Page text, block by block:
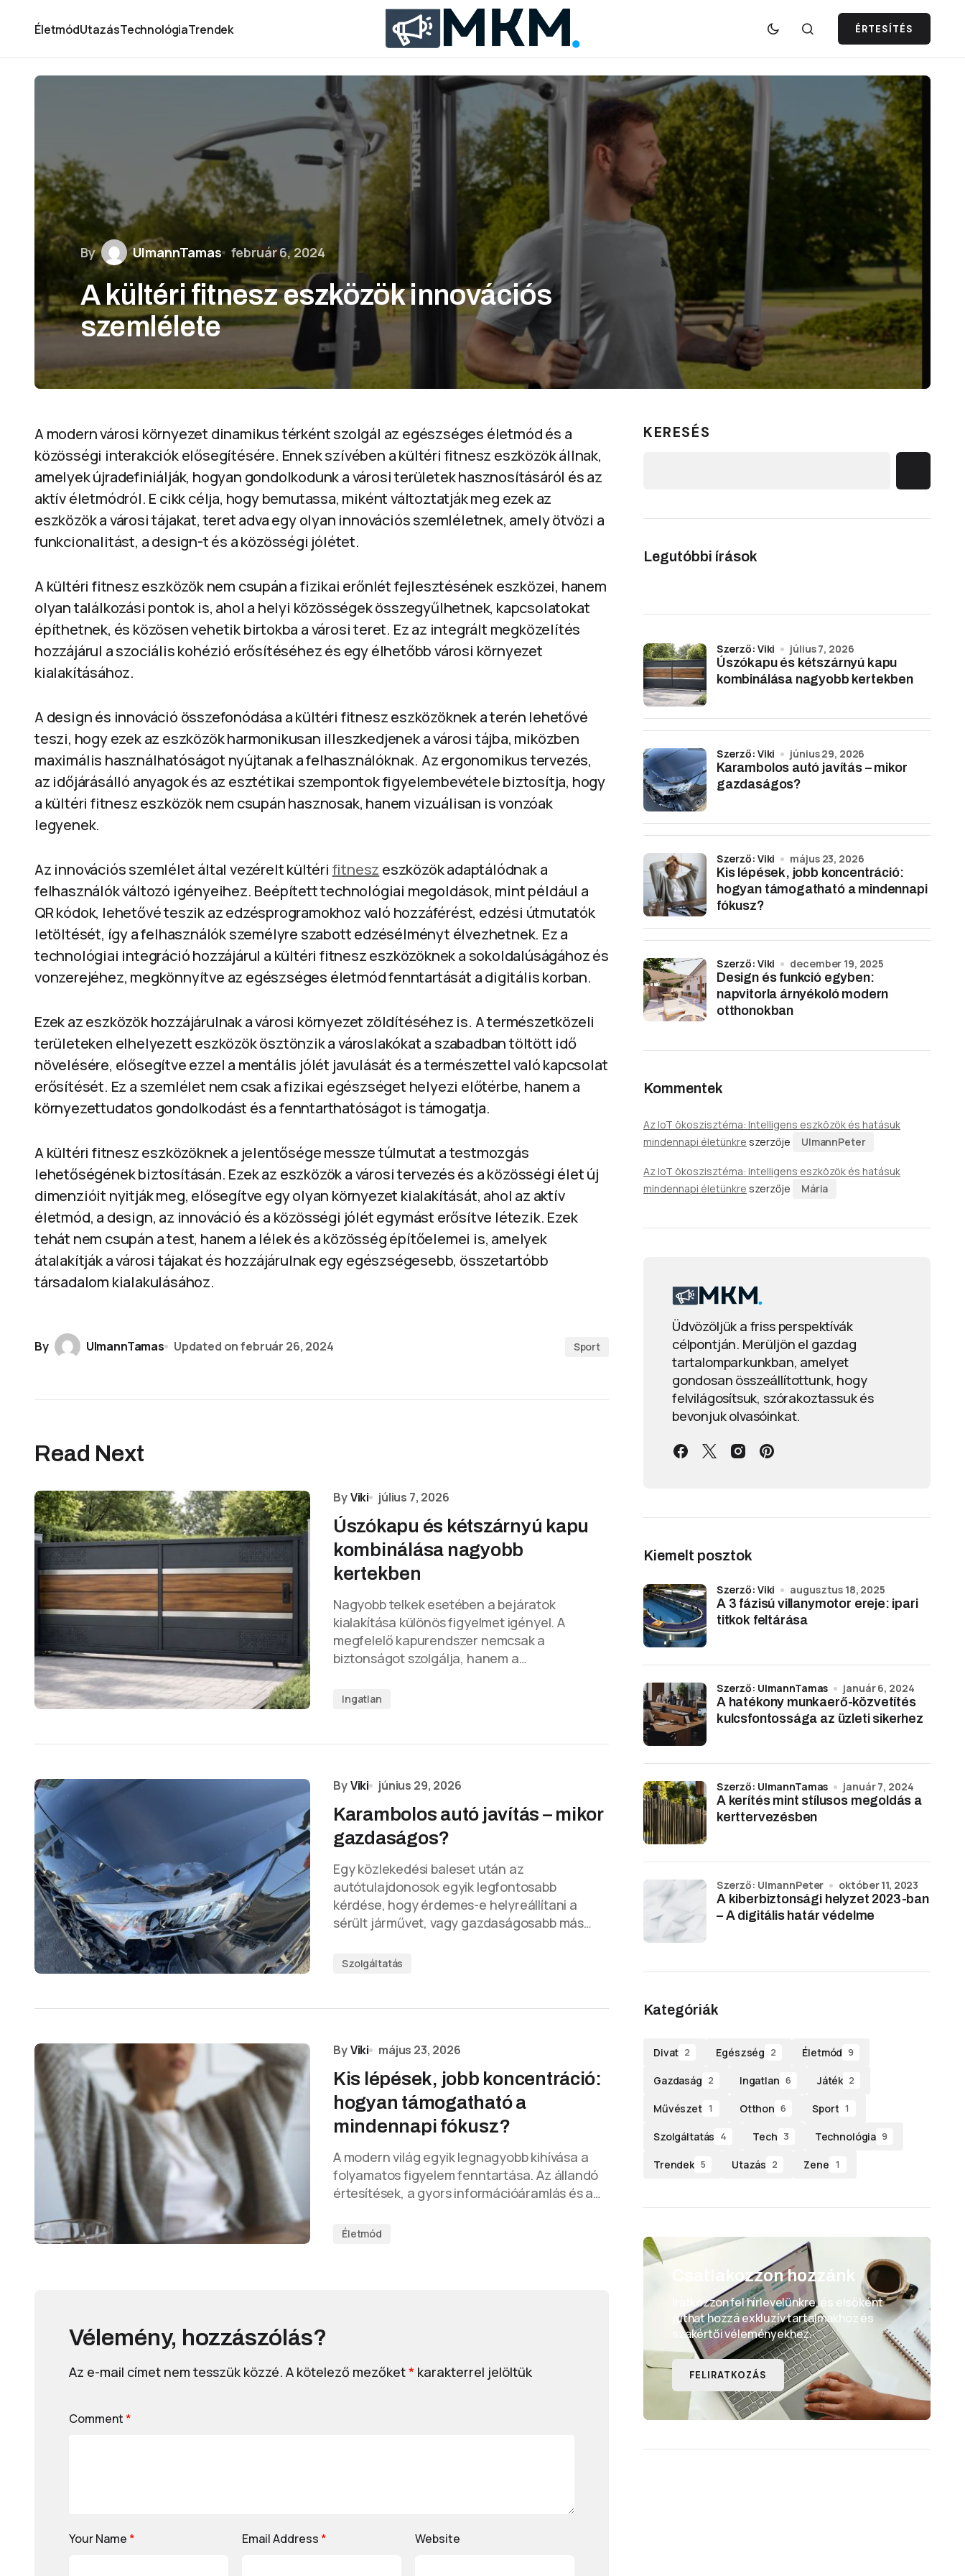
ÉletmódUtazásTechnológiaTrendek ÉRTESÍTÉS
By UlmannTamas február 6, 2024
A kültéri fitnesz eszközök innovációs
szemlélete
A modern városi környezet dinamikus térként szolgál az egészséges életmód és a
közösségi interakciók elősegítésére. Ennek szívében a kültéri fitnesz eszközök állnak,
amelyek újradefiniálják, hogyan gondolkodunk a városi területek hasznosításáról és az
aktív életmódról. E cikk célja, hogy bemutassa, miként változtatják meg ezek az
eszközök a városi tájakat, teret adva egy olyan innovációs szemléletnek, amely ötvözi a
funkcionalitást, a design-t és a közösségi jólétet.
A kültéri fitnesz eszközök nem csupán a fizikai erőnlét fejlesztésének eszközei, hanem
olyan találkozási pontok is, ahol a helyi közösségek összegyűlhetnek, kapcsolatokat
építhetnek, és közösen vehetik birtokba a városi teret. Ez az integrált megközelítés
hozzájárul a szociális kohézió erősítéséhez és egy élhetőbb városi környezet
kialakításához.
A design és innováció összefonódása a kültéri fitnesz eszközöknek a terén lehetővé
teszi, hogy ezek az eszközök harmonikusan illeszkedjenek a városi tájba, miközben
maximális használhatóságot nyújtanak a felhasználóknak. Az ergonomikus tervezés,
az időjárásálló anyagok és az esztétikai szempontok figyelembevétele biztosítja, hogy
a kültéri fitnesz eszközök nem csupán hasznosak, hanem vizuálisan is vonzóak
legyenek.
Az innovációs szemlélet által vezérelt kültéri fitnesz eszközök adaptálódnak a
felhasználók változó igényeihez. Beépített technológiai megoldások, mint például a
QR kódok, lehetővé teszik az edzésprogramokhoz való hozzáférést, edzési útmutatók
letöltését, így a felhasználók személyre szabott edzésélményt élvezhetnek. Ez a
technológiai integráció hozzájárul a kültéri fitnesz eszközöknek a sokoldalúságához és
vonzerejéhez, megkönnyítve az egészséges életmód fenntartását a digitális korban.
Ezek az eszközök hozzájárulnak a városi környezet zöldítéséhez is. A természetközeli
területeken elhelyezett eszközök ösztönzik a városlakókat a szabadban töltött idő
növelésére, elősegítve ezzel a mentális jólét javulását és a természettel való kapcsolat
erősítését. Ez a szemlélet nem csak a fizikai egészséget helyezi előtérbe, hanem a
környezettudatos gondolkodást és a fenntarthatóságot is támogatja.
A kültéri fitnesz eszközöknek a jelentősége messze túlmutat a testmozgás
lehetőségének biztosításán. Ezek az eszközök a városi tervezés és a közösségi élet új
dimenzióit nyitják meg, elősegítve egy olyan környezet kialakítását, ahol az aktív
életmód, a design, az innováció és a közösségi jólét egymást erősítve létezik. Ezek
tehát nem csupán a test, hanem a lélek és a közösség építőelemei is, amelyek
átalakítják a városi tájakat és hozzájárulnak egy egészségesebb, összetartóbb
társadalom kialakulásához.
By UlmannTamas Updated onfebruár 26, 2024 Sport
Read Next
ByViki július 7, 2026
Úszókapu és kétszárnyú kapu
kombinálása nagyobb
kertekben
Nagyobb telkek esetében a bejáratok
kialakítása különös figyelmet igényel. A
megfelelő kapurendszer nemcsak a
biztonságot szolgálja, hanem a…
Ingatlan
ByViki június 29, 2026
Karambolos autó javítás – mikor
gazdaságos?
Egy közlekedési baleset után az
autótulajdonosok egyik legfontosabb
kérdése, hogy érdemes-e helyreállítani a
sérült járművet, vagy gazdaságosabb más…
Szolgáltatás
ByViki május 23, 2026
Kis lépések, jobb koncentráció:
hogyan támogatható a
mindennapi fókusz?
A modern világ egyik legnagyobb kihívása a
folyamatos figyelem fenntartása. Az állandó
értesítések, a gyors információáramlás és a…
Életmód
Vélemény, hozzászólás?
Az e-mail címet nem tesszük közzé. A kötelező mezőket* karakterrel jelöltük
Comment *
Your Name * Email Address * Website
KERESÉS
Legutóbbi írások
Úszókapu és kétszárnyú kapu
kombinálása nagyobb kertekben
Szerző: Viki július 7, 2026
Karambolos autó javítás – mikor
gazdaságos?
Szerző: Viki június 29, 2026
Kis lépések, jobb koncentráció:
hogyan támogatható a mindennapi
fókusz?
Szerző: Viki május 23, 2026
Design és funkció egyben:
napvitorla árnyékoló modern
otthonokban
Szerző: Viki december 19, 2025
Kommentek
Az IoT ökoszisztéma: Intelligens eszközök és hatásuk
mindennapi életünkre szerzője UlmannPeter
Az IoT ökoszisztéma: Intelligens eszközök és hatásuk
mindennapi életünkre szerzője Mária
Üdvözöljük a friss perspektívák
célpontján. Merüljön el gazdag
tartalomparkunkban, amelyet
gondosan összeállítottunk, hogy
felvilágosítsuk, szórakoztassuk és
bevonjuk olvasóinkat.
Kiemelt posztok
A 3 fázisú villanymotor ereje: ipari
titkok feltárása
Szerző: Viki augusztus 18, 2025
A hatékony munkaerő-közvetítés
kulcsfontossága az üzleti sikerhez
Szerző: UlmannTamas január 6, 2024
A kerítés mint stílusos megoldás a
kerttervezésben
Szerző: UlmannTamas január 7, 2024
A kiberbiztonsági helyzet 2023-ban
– A digitális határ védelme
Szerző: UlmannPeter október 11, 2023
Kategóriák
Divat 2 Egészség 2 Életmód 9
Gazdaság 2 Ingatlan 6 Játék 2
Művészet 1 Otthon 6 Sport 1
Szolgáltatás 4 Tech 3 Technológia 9
Trendek 5 Utazás 2 Zene 1
Csatlakozzon hozzánk
Iratkozzon fel hírlevelünkre, és elsőként
juthat hozzá exkluzív tartalmakhoz és
szakértői véleményekhez.
FELIRATKOZÁS